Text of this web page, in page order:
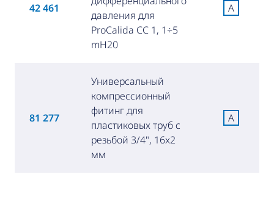
42 461
давления для
ProCalida CC 1, 1÷5
mH20
A
81 277
Универсальный
компрессионный
фитинг для
пластиковых труб с
резьбой 3/4", 16x2
мм
A